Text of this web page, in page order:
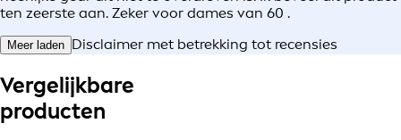
ten zeerste aan. Zeker voor dames van 60 .
Meer laden Disclaimer met betrekking tot recensies
Vergelijkbare
producten